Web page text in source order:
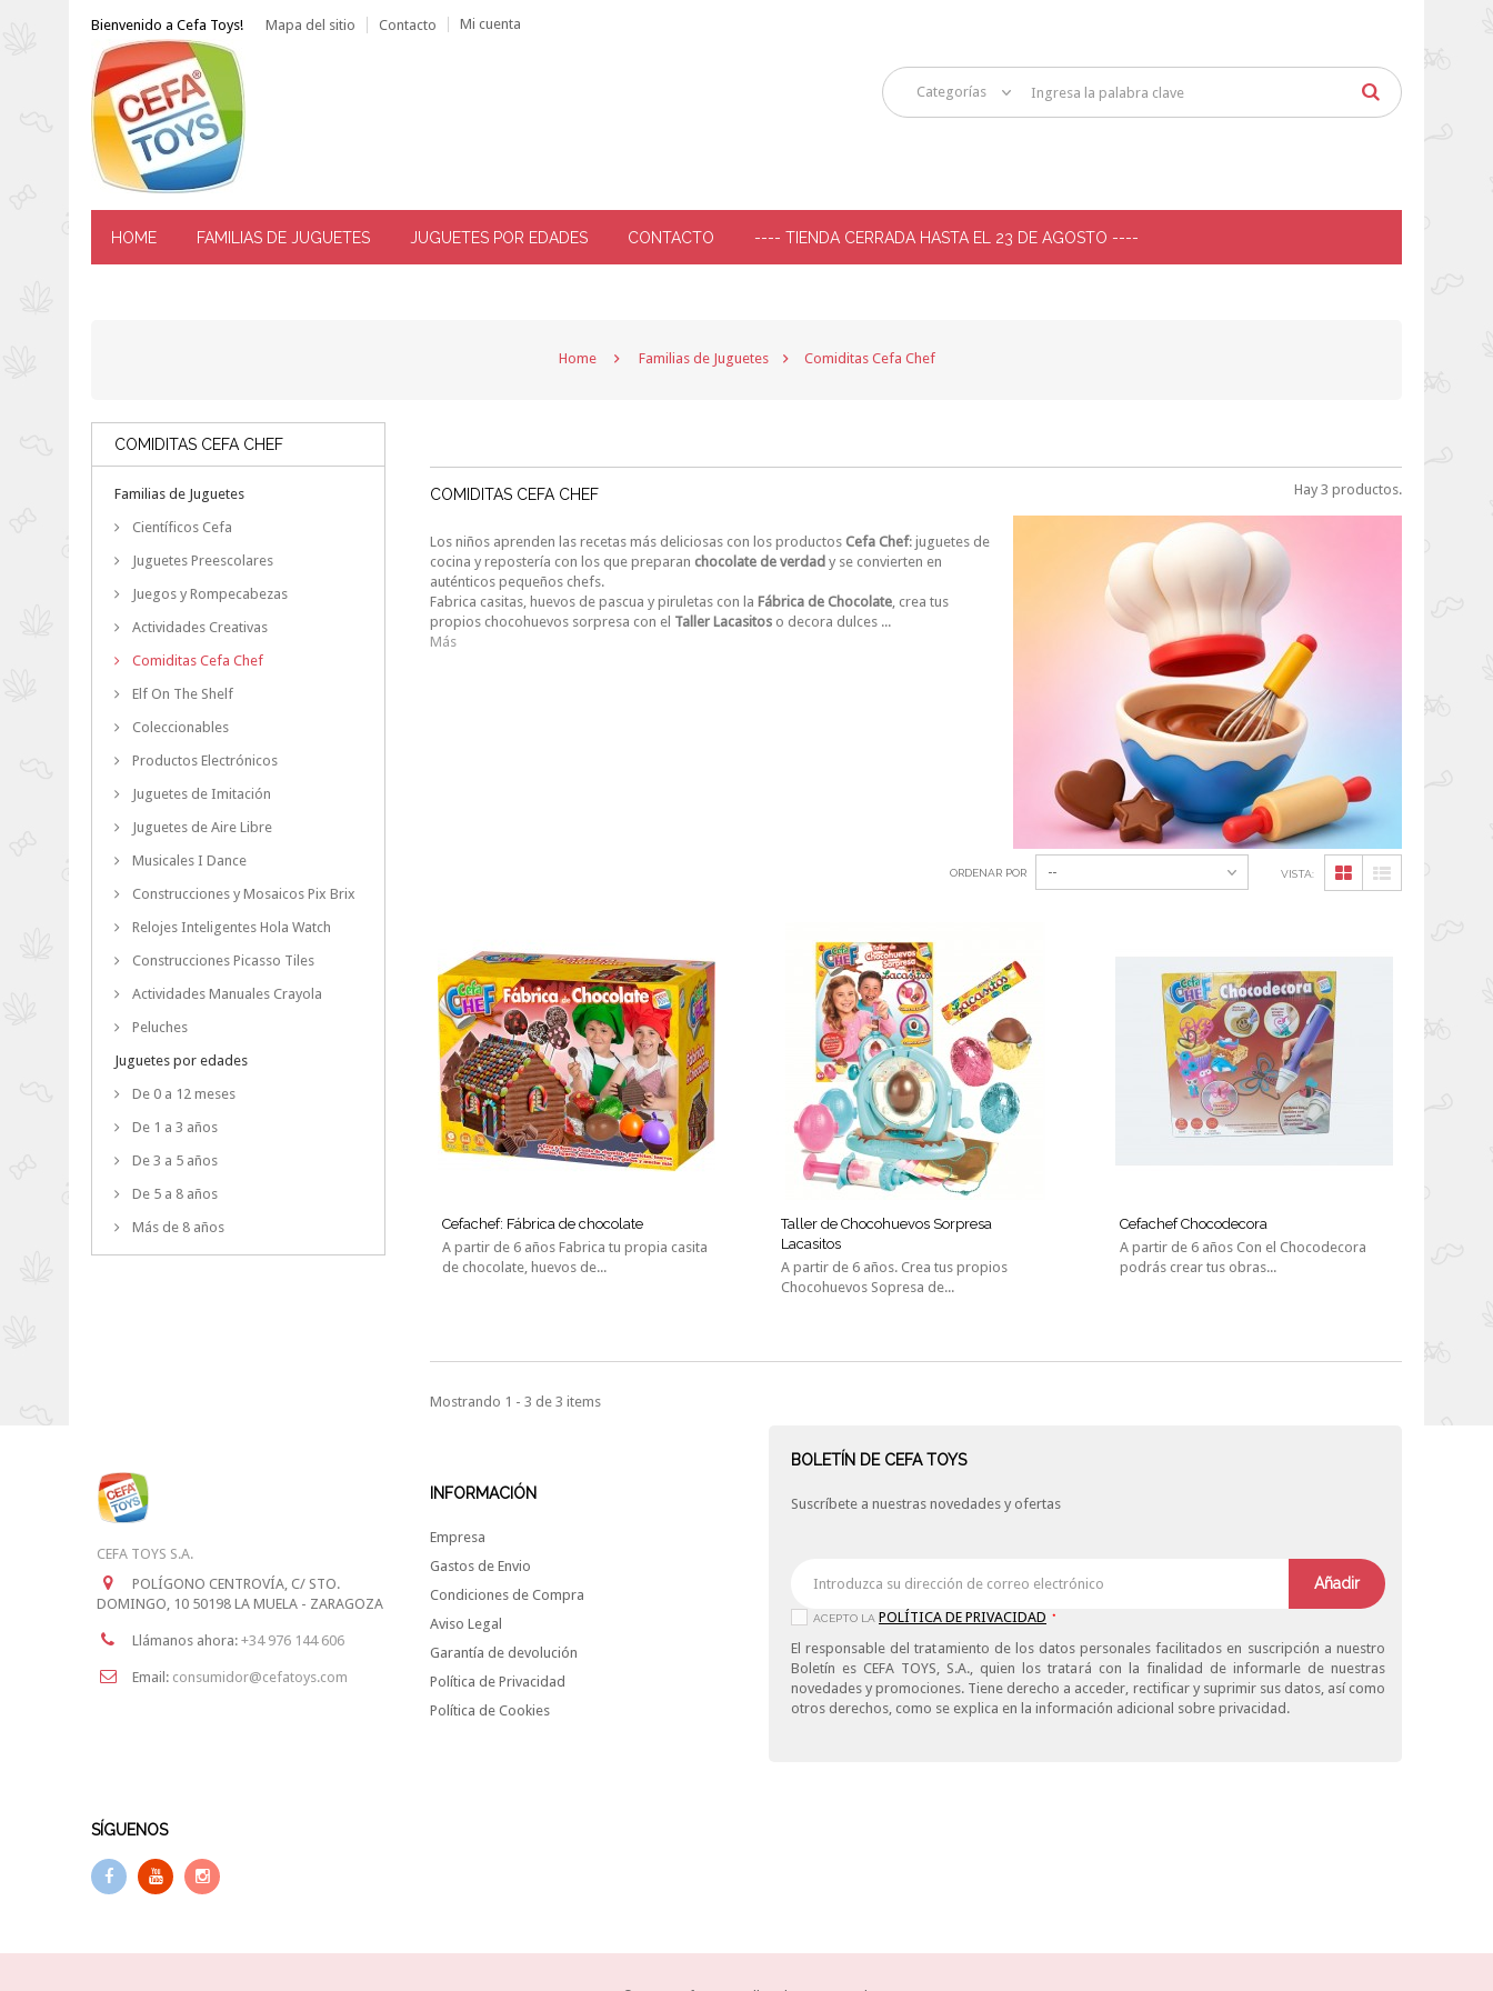
Bienvenido a Cefa Toys! Mapa del sitio Contacto Mi cuenta
Categorías
HOME FAMILIAS DE JUGUETES JUGUETES POR EDADES CONTACTO ---- TIENDA CERRADA HASTA EL 23 DE AGOSTO ----
Home Familias de Juguetes Comiditas Cefa Chef
COMIDITAS CEFA CHEF
Familias de Juguetes
Científicos Cefa
Juguetes Preescolares
Juegos y Rompecabezas
Actividades Creativas
Comiditas Cefa Chef
Elf On The Shelf
Coleccionables
Productos Electrónicos
Juguetes de Imitación
Juguetes de Aire Libre
Musicales I Dance
Construcciones y Mosaicos Pix Brix
Relojes Inteligentes Hola Watch
Construcciones Picasso Tiles
Actividades Manuales Crayola
Peluches
Juguetes por edades
De 0 a 12 meses
De 1 a 3 años
De 3 a 5 años
De 5 a 8 años
Más de 8 años
Hay 3 productos.
COMIDITAS CEFA CHEF
Los niños aprenden las recetas más deliciosas con los productos Cefa Chef: juguetes de
cocina y repostería con los que preparan chocolate de verdad y se convierten en
auténticos pequeños chefs.
Fabrica casitas, huevos de pascua y piruletas con la Fábrica de Chocolate, crea tus
propios chocohuevos sorpresa con el Taller Lacasitos o decora dulces ...
Más
VISTA:
ORDENAR POR --
Cefachef: Fábrica de chocolate
A partir de 6 años Fabrica tu propia casita
de chocolate, huevos de...
Taller de Chocohuevos Sorpresa
Lacasitos
A partir de 6 años. Crea tus propios
Chocohuevos Sopresa de...
Cefachef Chocodecora
A partir de 6 años Con el Chocodecora
podrás crear tus obras...
Mostrando 1 - 3 de 3 items
CEFA TOYS S.A.
POLÍGONO CENTROVÍA, C/ STO.
DOMINGO, 10 50198 LA MUELA - ZARAGOZA
Llámanos ahora: +34 976 144 606
Email: consumidor@cefatoys.com
INFORMACIÓN
Empresa
Gastos de Envio
Condiciones de Compra
Aviso Legal
Garantía de devolución
Política de Privacidad
Política de Cookies
BOLETÍN DE CEFA TOYS
Suscríbete a nuestras novedades y ofertas
Añadir
ACEPTO LA POLÍTICA DE PRIVACIDAD *
El responsable del tratamiento de los datos personales facilitados en suscripción a nuestro
Boletín es CEFA TOYS, S.A., quien los tratará con la finalidad de informarle de nuestras
novedades y promociones. Tiene derecho a acceder, rectificar y suprimir sus datos, así como
otros derechos, como se explica en la información adicional sobre privacidad.
SÍGUENOS